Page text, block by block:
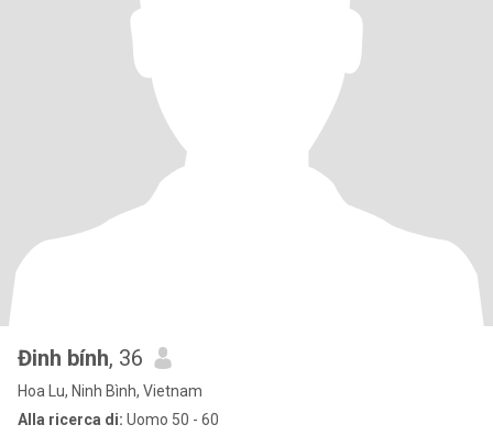
Đinh bính, 36
Hoa Lu, Ninh Bình, Vietnam
Alla ricerca di: Uomo 50 - 60